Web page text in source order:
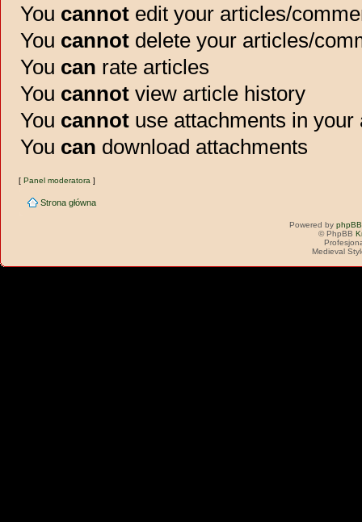
You cannot edit your articles/
You cannot delete your articles/
You can rate articles
You cannot view article history
You cannot use attachments in
You can download attachments
[Panel moderatora ]
Strona główna
Powered by phpBB
© PhpBB
Medieval